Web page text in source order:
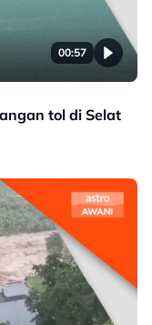
00:57
tol di Selat